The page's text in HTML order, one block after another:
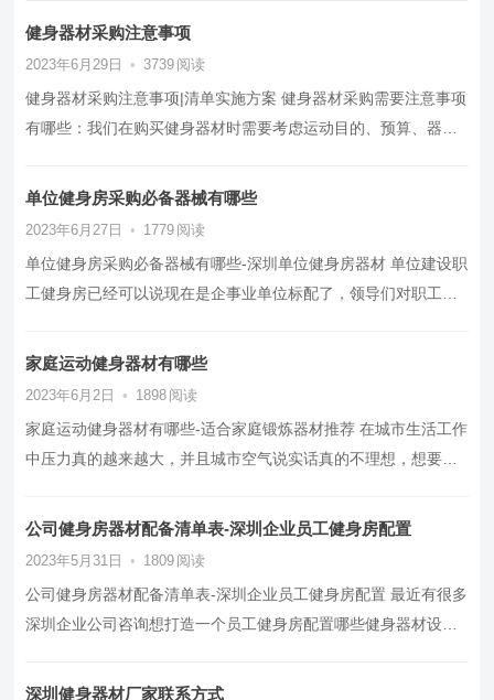
健身器材采购注意事项
2023年6月29日 • 3739 阅读
健身器材采购注意事项|清单实施方案 健身器材采购需要注意事项
有哪些：我们在购买健身器材时需要考虑运动目的、预算、器材
单位健身房采购必备器械有哪些
2023年6月27日 • 1779 阅读
单位健身房采购必备器械有哪些-深圳单位健身房器材 单位建设职
工健身房已经可以说现在是企事业单位标配了，领导们对职工身
家庭运动健身器材有哪些
2023年6月2日 • 1898 阅读
家庭运动健身器材有哪些-适合家庭锻炼器材推荐 在城市生活工作
中压力真的越来越大，并且城市空气说实话真的不理想，想要去
公司健身房器材配备清单表-深圳企业员工健身房配置
2023年5月31日 • 1809 阅读
公司健身房器材配备清单表-深圳企业员工健身房配置 最近有很多
深圳企业公司咨询想打造一个员工健身房配置哪些健身器材设备
深圳健身器材厂家联系方式